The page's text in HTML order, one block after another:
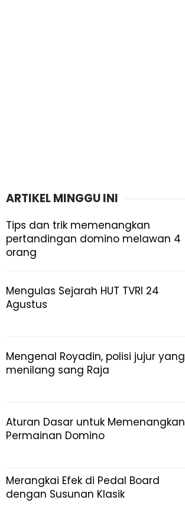
ARTIKEL MINGGU INI
Tips dan trik memenangkan
pertandingan domino melawan 4
orang
Mengulas Sejarah HUT TVRI 24
Agustus
Mengenal Royadin, polisi jujur yang
menilang sang Raja
Aturan Dasar untuk Memenangkan
Permainan Domino
Merangkai Efek di Pedal Board
dengan Susunan Klasik